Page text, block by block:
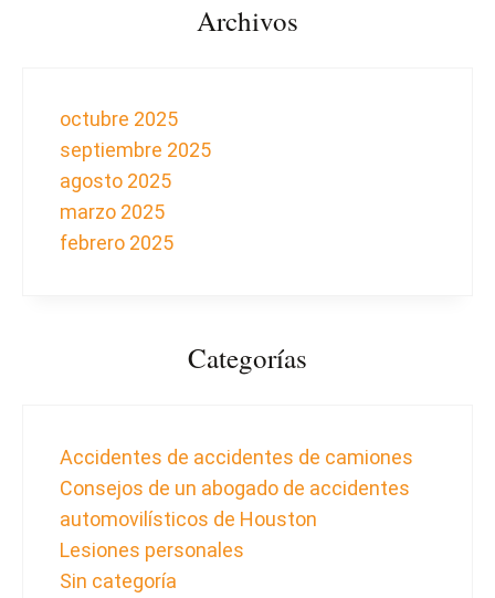
Archivos
octubre 2025
septiembre 2025
agosto 2025
marzo 2025
febrero 2025
Categorías
Accidentes de accidentes de camiones
Consejos de un abogado de accidentes
automovilísticos de Houston
Lesiones personales
Sin categoría